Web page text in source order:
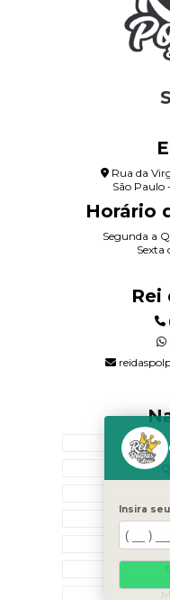
Rua da
São
Horário
Segunda a
Sexta
Rei
Insira